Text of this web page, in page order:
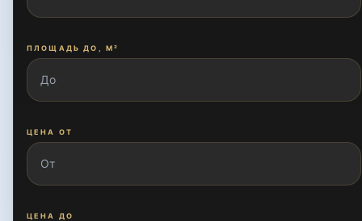
Бурижар
ПЛОЩАДЬ ДО, М²
ЦЕНА ОТ
ЦЕНА ДО